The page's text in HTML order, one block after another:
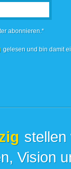
abonnieren.*
gelesen und bin damit
Vision